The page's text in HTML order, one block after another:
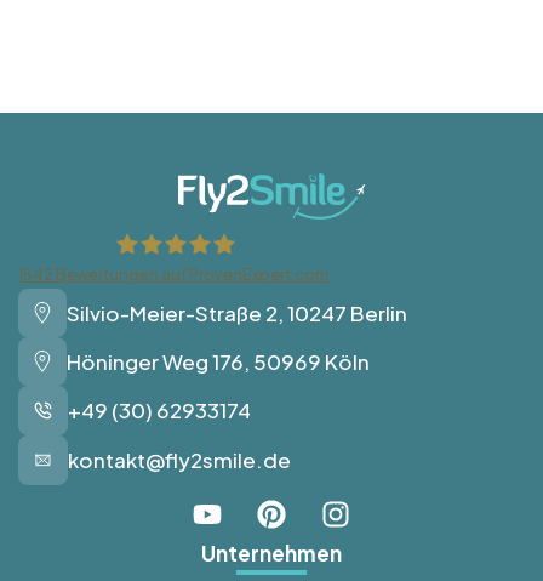
Fly2Smile
1542 Bewertungen auf ProvenExpert.com
Silvio-Meier-Straße 2, 10247 Berlin
Höninger Weg 176, 50969 Köln
+49 (30) 62933174
kontakt@fly2smile.de
Unternehmen